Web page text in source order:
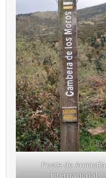
Poste de Anmistía
Internacional